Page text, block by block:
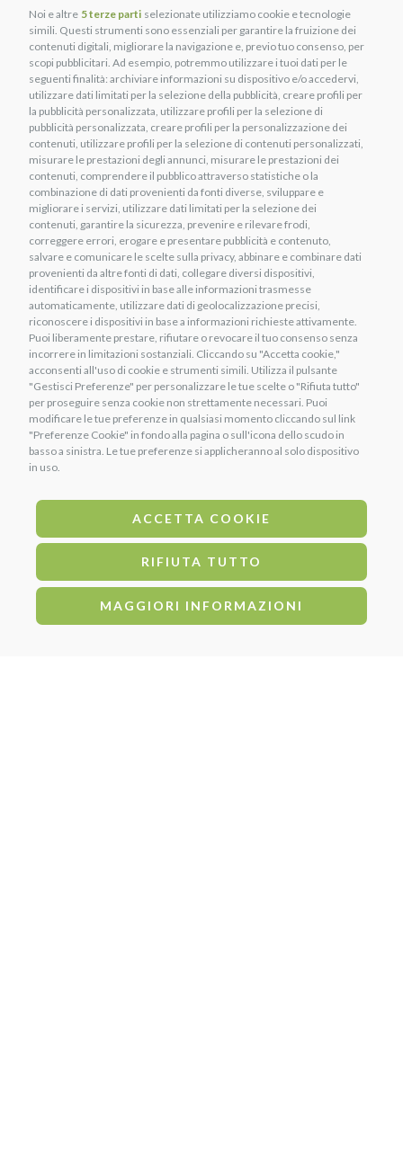
Noi e altre 5 terze parti selezionate utilizziamo cookie e tecnologie
simili. Questi strumenti sono essenziali per garantire la fruizione dei
contenuti digitali, migliorare la navigazione e, previo tuo consenso, per
scopi pubblicitari. Ad esempio, potremmo utilizzare i tuoi dati per le
seguenti finalità: archiviare informazioni su dispositivo e/o accedervi,
utilizzare dati limitati per la selezione della pubblicità, creare profili per
la pubblicità personalizzata, utilizzare profili per la selezione di
pubblicità personalizzata, creare profili per la personalizzazione dei
contenuti, utilizzare profili per la selezione di contenuti personalizzati,
misurare le prestazioni degli annunci, misurare le prestazioni dei
contenuti, comprendere il pubblico attraverso statistiche o la
combinazione di dati provenienti da fonti diverse, sviluppare e
migliorare i servizi, utilizzare dati limitati per la selezione dei
contenuti, garantire la sicurezza, prevenire e rilevare frodi,
correggere errori, erogare e presentare pubblicità e contenuto,
salvare e comunicare le scelte sulla privacy, abbinare e combinare dati
provenienti da altre fonti di dati, collegare diversi dispositivi,
identificare i dispositivi in base alle informazioni trasmesse
automaticamente, utilizzare dati di geolocalizzazione precisi,
riconoscere i dispositivi in base a informazioni richieste attivamente.
Puoi liberamente prestare, rifiutare o revocare il tuo consenso senza
incorrere in limitazioni sostanziali. Cliccando su "Accetta cookie,"
acconsenti all'uso di cookie e strumenti simili. Utilizza il pulsante
"Gestisci Preferenze" per personalizzare le tue scelte o "Rifiuta tutto"
per proseguire senza cookie non strettamente necessari. Puoi
modificare le tue preferenze in qualsiasi momento cliccando sul link
"Preferenze Cookie" in fondo alla pagina o sull'icona dello scudo in
basso a sinistra. Le tue preferenze si applicheranno al solo dispositivo
in uso.
ACCETTA COOKIE
RIFIUTA TUTTO
MAGGIORI INFORMAZIONI
PRENOTA IL TUO APPUNTAMENTO
Categorie: Consigli pratici, Curiosità, Nutrizione
PRECEDENTE
ALIMENTAZIONE DEL CAVALLO SPORTIVO: CONSIGLI PRATICI
SUCCESSIVO
PRECEDENTE
ALIMENTAZIONE DEL CAVALLO SPORTIVO: CONSIGLI PRATICI
SUCCESSIVO
Alimenti e vitamine
Prodotti per il cuoio
Igiene e cura del cavallo
INFORMAZIONI UTILI
Shop
Chi siamo
Contatti
Termini e condizioni
Costi di Spedizione
METODI DI PAGAMENTO
Bonifico Bancario
Carta di credito